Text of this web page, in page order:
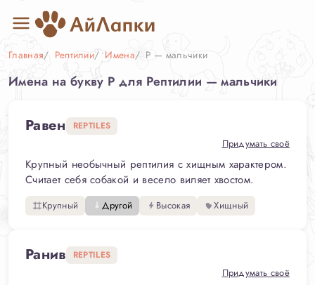
Главная Рептилии Имена Р — мальчики
Имена на букву Р для Рептилии — мальчики
Равен REPTILES
Придумать своё
Крупный необычный рептилия с хищным характером.
Считает себя собакой и весело виляет хвостом.
Крупный Другой Высокая Хищный
Ранив REPTILES
Придумать своё